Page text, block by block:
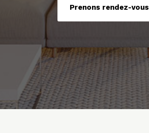
Prenons rendez-vous